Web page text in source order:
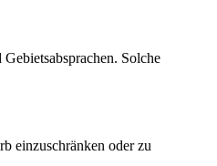
Solche
einzuschränken oder zu